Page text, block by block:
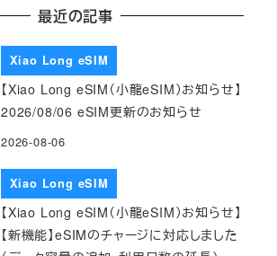
最近の記事
Xiao Long eSIM
【Xiao Long eSIM（小龍eSIM）お知らせ】
2026/08/06 eSIM更新のお知らせ
2026-08-06
Xiao Long eSIM
【Xiao Long eSIM（小龍eSIM）お知らせ】
【新機能】eSIMのチャージに対応しました